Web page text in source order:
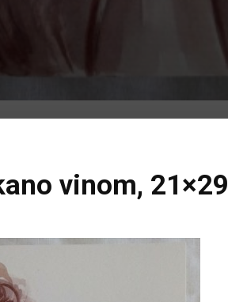
vinom, 21×29